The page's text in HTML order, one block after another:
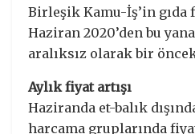
Birleşik Kamu-İş’in gıda
Haziran 2020’den bu
aralıksız olarak bir
Aylık fiyat artışı
Haziranda et-balık
harcama gruplarında